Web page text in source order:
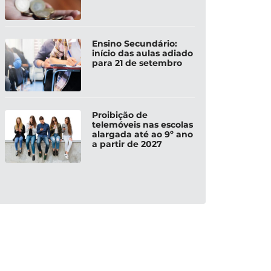
Ensino Secundário:
início das aulas adiado
para 21 de setembro
Proibição de
telemóveis nas escolas
alargada até ao 9º ano
a partir de 2027